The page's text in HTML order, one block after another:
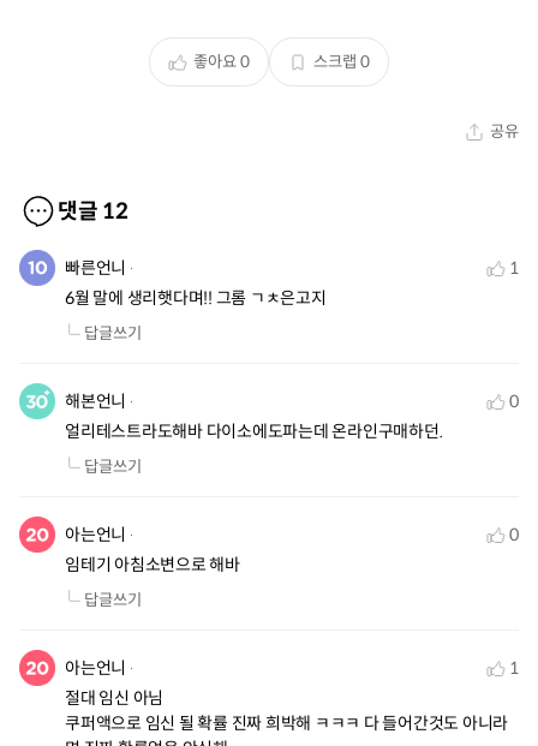
좋아요0 스크랩 0
공유
댓글 12
빠른언니
1
6월 말에 생리햇다며!! 그롬 ㄱㅊ은고지
답글쓰기
해본언니
0
얼리테스트라도해바 다이소에도파는데 온라인구매하던.
답글쓰기
아는언니
0
임테기 아침소변으로 해바
답글쓰기
아는언니
1
절대 임신 아님
쿠퍼액으로 임신 될 확률 진짜 희박해 ㅋㅋㅋ 다 들어간것도 아니라